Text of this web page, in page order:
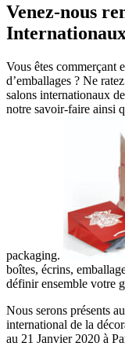
Venez-nous
Vous êtes commerçant
d’emballages ? Ne
salons internationaux
notre savoir-faire ainsi
packaging.
boîtes, écrins,
définir ensemble votre
Nous serons présents
international de la
au 21 Janvier 2020 à